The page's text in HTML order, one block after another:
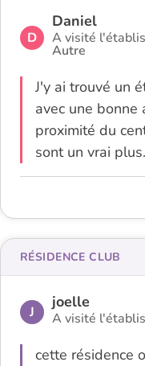
D
Daniel
A visité
Autre
J'y ai trouvé un
avec une bonne
proximité du
sont un vrai plus.
J
joelle
A visité
cette résidence
RÉSIDENCE CLUB